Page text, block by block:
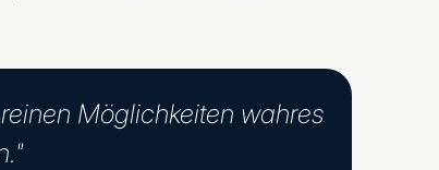
Möglichkeiten wahres